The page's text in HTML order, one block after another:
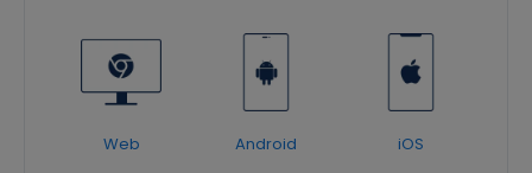
Web Android iOS